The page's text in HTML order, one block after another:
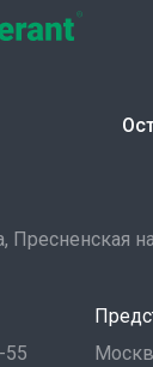
Пресненская
55